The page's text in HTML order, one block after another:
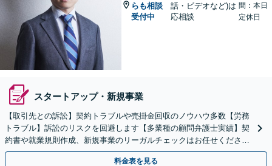
らも相談
受付中
話・ビデオなど)は
応相談
間：本日
定休日
スタートアップ・新規事業
【取引先との訴訟】契約トラブルや売掛金回収のノウハウ多数【労務
トラブル】訴訟のリスクを回避します【多業種の顧問弁護士実績】契
約書や就業規則作成、新規事業のリーガルチェックはお任せくださ
い。単発のご依頼OK。
料金表を見る